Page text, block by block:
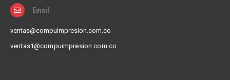
Email
ventas@compuimpresion.com.co
ventas1@compuimpresion.com.co